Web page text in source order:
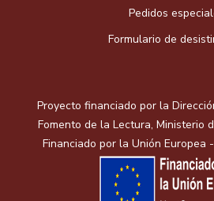
Pedidos
Formulario de
Proyecto financiado por la
Fomento de la Lectura, Ministerio
Financiado por la Unión Europea